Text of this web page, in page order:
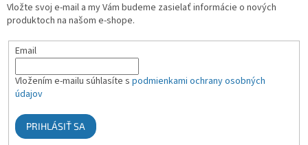
Vložte svoj e-mail a my Vám budeme zasielať informácie o nových
produktoch na našom e-shope.
Email
Vložením e-mailu súhlasíte s podmienkami ochrany osobných
údajov
PRIHLÁSIŤ SA